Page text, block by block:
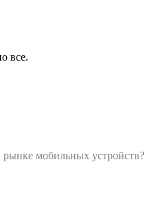
все.
рынке мобильных устройств?